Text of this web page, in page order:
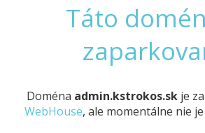
Táto
Doména admin.kstrokos.skje
WebHouse, ale momentálne nie